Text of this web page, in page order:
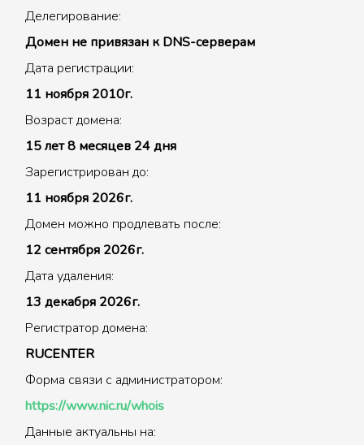
Делегирование:
Домен не привязан к DNS-серверам
Дата регистрации:
11 ноября 2010г.
Возраст домена:
15 лет 8 месяцев 24 дня
Зарегистрирован до:
11 ноября 2026г.
Домен можно продлевать после:
12 сентября 2026г.
Дата удаления:
13 декабря 2026г.
Регистратор домена:
RUCENTER
Форма связи с администратором:
https://www.nic.ru/whois
Данные актуальны на: